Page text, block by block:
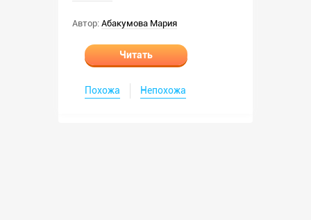
Автор: Абакумова Мария
Читать
Похожа Непохожа